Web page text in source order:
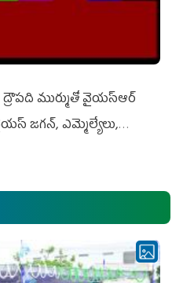
ద్రౌప‌ది ముర్ముతో వైయ‌స్ఆర్
జ‌గ‌న్, ఎమ్మెల్యేలు,